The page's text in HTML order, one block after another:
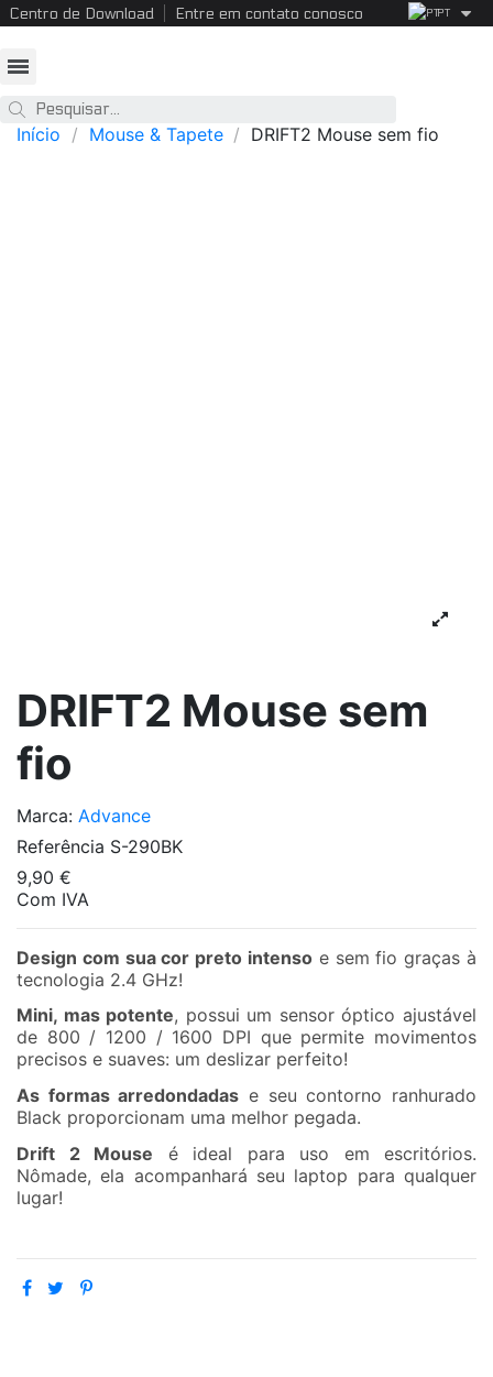
Centro de Download Entre em contato conosco PT
Início Mouse & Tapete DRIFT2 Mouse sem fio
DRIFT2 Mouse sem
fio
Marca: Advance
Referência S-290BK
9,90 €
Com IVA
Design com sua cor preto intenso e sem fio graças à
tecnologia 2.4 GHz!
Mini, mas potente, possui um sensor óptico ajustável
de 800 / 1200 / 1600 DPI que permite movimentos
precisos e suaves: um deslizar perfeito!
As formas arredondadas e seu contorno ranhurado
Black proporcionam uma melhor pegada.
Drift 2 Mouse é ideal para uso em escritórios.
Nômade, ela acompanhará seu laptop para qualquer
lugar!